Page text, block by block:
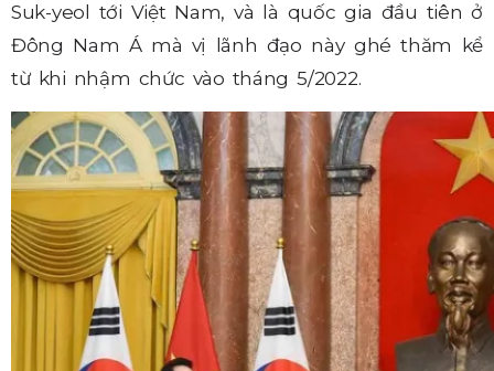
Suk-yeol tới Việt Nam, và là quốc gia đầu tiên ở
Đông Nam Á mà vị lãnh đạo này ghé thăm kể
từ khi nhậm chức vào tháng 5/2022.